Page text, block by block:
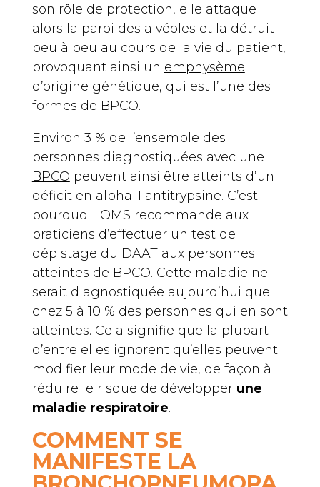
son rôle de protection, elle attaque
alors la paroi des alvéoles et la détruit
peu à peu au cours de la vie du patient,
provoquant ainsi un emphysème
d’origine génétique, qui est l’une des
formes de BPCO.
Environ 3 % de l’ensemble des
personnes diagnostiquées avec une
BPCO peuvent ainsi être atteints d’un
déficit en alpha-1 antitrypsine. C’est
pourquoi l'OMS recommande aux
praticiens d’effectuer un test de
dépistage du DAAT aux personnes
atteintes de BPCO. Cette maladie ne
serait diagnostiquée aujourd’hui que
chez 5 à 10 % des personnes qui en sont
atteintes. Cela signifie que la plupart
d’entre elles ignorent qu’elles peuvent
modifier leur mode de vie, de façon à
réduire le risque de développer une
maladie respiratoire.
COMMENT SE
MANIFESTE LA